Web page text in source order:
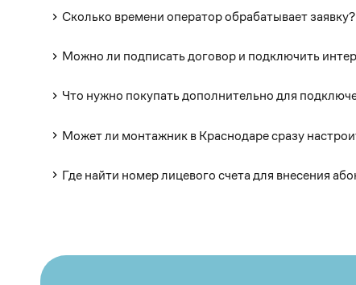
Сколько времени оператор обрабатывает заявку?
Можно ли подписать договор и подключить
Что нужно покупать дополнительно для
Может ли монтажник в Краснодаре сразу
Где найти номер лицевого счета для внесения